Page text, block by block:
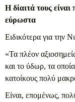
Η δίαιτά τους
εύρωστα
Ειδικότερα για την
«Τα πλέον
και το ύδωρ, τα
κατοίκους πολύ
Είναι, επομένως,